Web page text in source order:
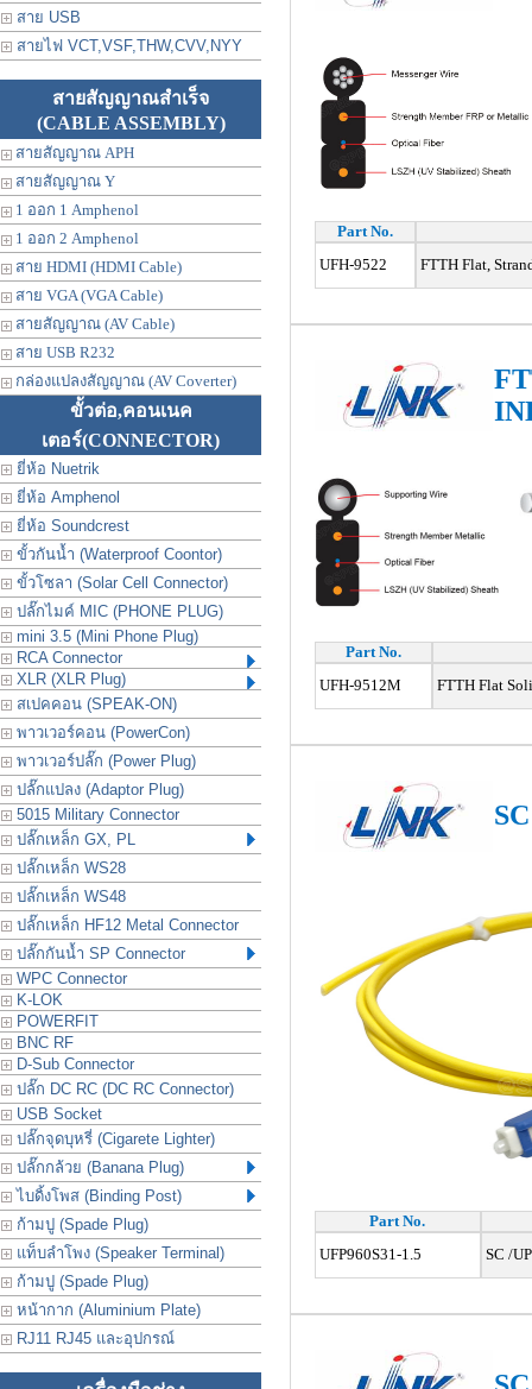
สาย USB
สายไฟ VCT,VSF,THW,CVV,NYY
สายสัญญาณสำเร็จ
(CABLE ASSEMBLY)
สายสัญญาณ APH
สายสัญญาณ Y
1 ออก 1 Amphenol
1 ออก 2 Amphenol
สาย HDMI (HDMI Cable)
สาย VGA (VGA Cable)
สายสัญญาณ (AV Cable)
สาย USB R232
กล่องแปลงสัญญาณ (AV Coverter)
ขั้วต่อ,คอนเนค
เตอร์(CONNECTOR)
ยี่ห้อ Nuetrik
ยี่ห้อ Amphenol
ยี่ห้อ Soundcrest
ขั้วกันน้ำ (Waterproof Coontor)
ขั้วโซลา (Solar Cell Connector)
ปลั๊กไมค์ MIC (PHONE PLUG)
mini 3.5 (Mini Phone Plug)
RCA Connector
XLR (XLR Plug)
สเปคคอน (SPEAK-ON)
พาวเวอร์คอน (PowerCon)
พาวเวอร์ปลั๊ก (Power Plug)
ปลั๊กแปลง (Adaptor Plug)
5015 Military Connector
ปลั๊กเหล็ก GX, PL
ปลั๊กเหล็ก WS28
ปลั๊กเหล็ก WS48
ปลั๊กเหล็ก HF12 Metal Connector
ปลั๊กกันน้ำ SP Connector
WPC Connector
K-LOK
POWERFIT
BNC RF
D-Sub Connector
ปลั๊ก DC RC (DC RC Connector)
USB Socket
ปลั๊กจุดบุหรี่ (Cigarete Lighter)
ปลั๊กกล้วย (Banana Plug)
ไบดิ้งโพส (Binding Post)
ก้ามปู (Spade Plug)
แท็บลำโพง (Speaker Terminal)
ก้ามปู (Spade Plug)
หน้ากาก (Aluminium Plate)
RJ11 RJ45 และอุปกรณ์
Part No.
UFH-9522
FTTH Flat,
Part No.
UFH-9512M
FTTH Flat
Part No.
UFP960S31-1.5
SC /